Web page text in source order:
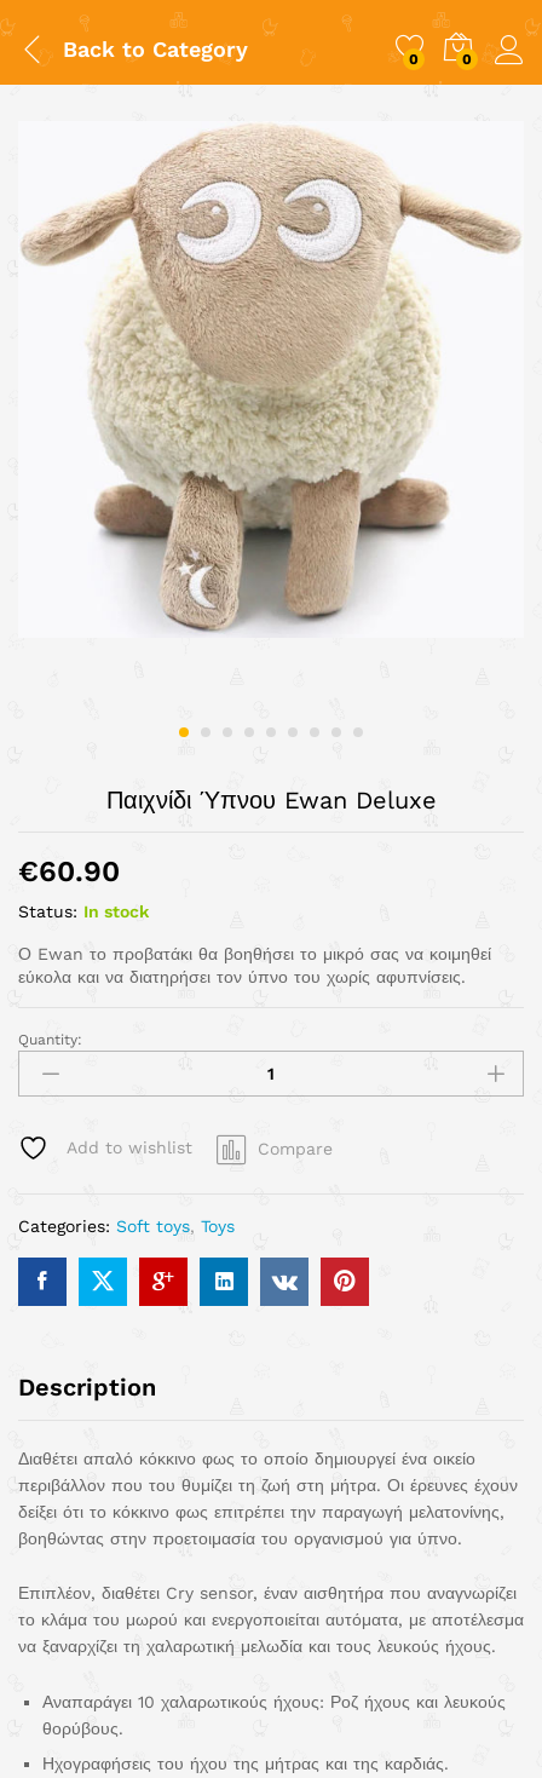
Back to Category 0 0
Παιχνίδι Ύπνου Ewan Deluxe
€60.90
Status: In stock
Ο Ewan το προβατάκι θα βοηθήσει το μικρό σας να κοιμηθεί
εύκολα και να διατηρήσει τον ύπνο του χωρίς αφυπνίσεις.
Quantity:
Add to wishlist Compare
Categories: Soft toys, Toys
Description
Διαθέτει απαλό κόκκινο φως το οποίο δημιουργεί ένα οικείο
περιβάλλον που του θυμίζει τη ζωή στη μήτρα. Οι έρευνες έχουν
δείξει ότι το κόκκινο φως επιτρέπει την παραγωγή μελατονίνης,
βοηθώντας στην προετοιμασία του οργανισμού για ύπνο.
Επιπλέον, διαθέτει Cry sensor, έναν αισθητήρα που αναγνωρίζει
το κλάμα του μωρού και ενεργοποιείται αυτόματα, με αποτέλεσμα
να ξαναρχίζει τη χαλαρωτική μελωδία και τους λευκούς ήχους.
Αναπαράγει 10 χαλαρωτικούς ήχους: Ροζ ήχους και λευκούς
θορύβους.
Ηχογραφήσεις του ήχου της μήτρας και της καρδιάς.